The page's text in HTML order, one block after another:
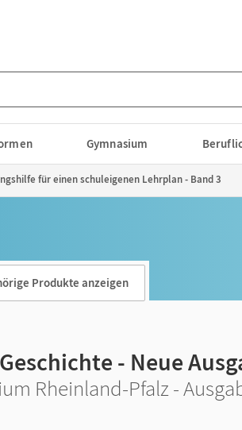
Gymnasium
für einen schuleigenen Lehrplan - Band 3
Produkte anzeigen
- Neue
Rheinland-Pfalz -